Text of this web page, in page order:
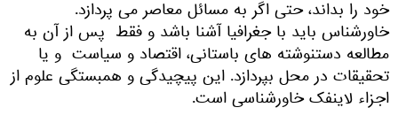
خود را بداند، حتی اگر به مسائل معاصر می پردازد.
خاورشناس باید با جغرافیا آشنا باشد و فقط پس از آن به
مطالعه دستنوشته های باستانی، اقتصاد و سیاست و یا
تحقیقات در محل بپردازد. این پیچیدگی و همبستگی علوم از
اجزاء لاینفک خاورشناسی است.